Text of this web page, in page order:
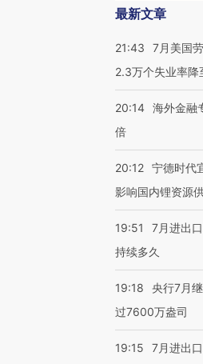
最新文章
21:43
7月美国
2.3万个失业率降
20:14 海外金融
倍
20:12 宁德时代
影响国内锂资源
19:51
7月进出
持续多久
19:18
央行7月
过7600万盎司
19:15
7月进出